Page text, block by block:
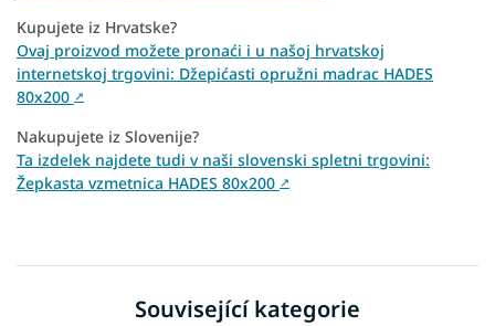
Kupujete iz Hrvatske?
Ovaj proizvod možete pronaći i u našoj hrvatskoj
internetskoj trgovini: Džepićasti opružni madrac HADES
80x200 ↗
Nakupujete iz Slovenije?
Ta izdelek najdete tudi v naši slovenski spletni trgovini:
Žepkasta vzmetnica HADES 80x200 ↗
Související kategorie